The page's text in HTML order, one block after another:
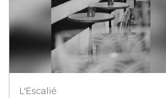
L'Escalié